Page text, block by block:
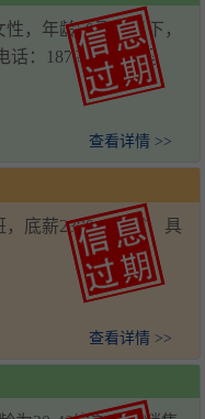
，年龄50周岁以下，
：18793515853马
查看详情 >>
底薪2300＋提成，具
查看详情 >>